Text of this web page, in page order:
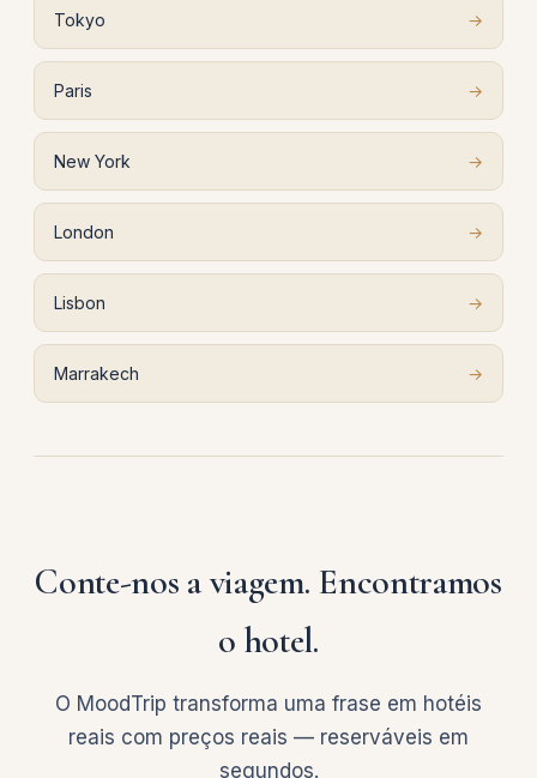
Tokyo →
Paris →
New York →
London →
Lisbon →
Marrakech →
Conte-nos a viagem. Encontramos
o hotel.
O MoodTrip transforma uma frase em hotéis
reais com preços reais — reserváveis em
segundos.